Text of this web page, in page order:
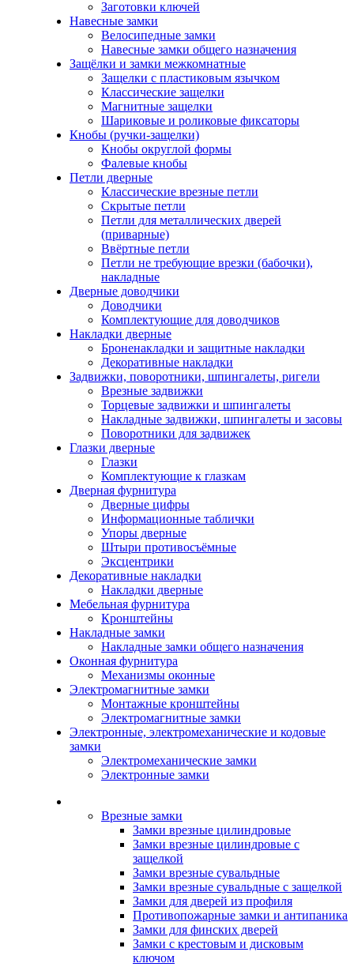
Заготовки ключей
Навесные замки
Велосипедные замки
Навесные замки общего назначения
Защёлки и замки межкомнатные
Защелки с пластиковым язычком
Классические защелки
Магнитные защелки
Шариковые и роликовые фиксаторы
Кнобы (ручки-защелки)
Кнобы округлой формы
Фалевые кнобы
Петли дверные
Классические врезные петли
Скрытые петли
Петли для металлических дверей
(приварные)
Ввёртные петли
Петли не требующие врезки (бабочки),
накладные
Дверные доводчики
Доводчики
Комплектующие для доводчиков
Накладки дверные
Броненакладки и защитные накладки
Декоративные накладки
Задвижки, поворотники, шпингалеты, ригели
Врезные задвижки
Торцевые задвижки и шпингалеты
Накладные задвижки, шпингалеты и засовы
Поворотники для задвижек
Глазки дверные
Глазки
Комплектующие к глазкам
Дверная фурнитура
Дверные цифры
Информационные таблички
Упоры дверные
Штыри противосъёмные
Эксцентрики
Декоративные накладки
Накладки дверные
Мебельная фурнитура
Кронштейны
Накладные замки
Накладные замки общего назначения
Оконная фурнитура
Механизмы оконные
Электромагнитные замки
Монтажные кронштейны
Электромагнитные замки
Электронные, электромеханические и кодовые
замки
Электромеханические замки
Электронные замки
Врезные замки
Замки врезные цилиндровые
Замки врезные цилиндровые с
защелкой
Замки врезные сувальдные
Замки врезные сувальдные с защелкой
Замки для дверей из профиля
Противопожарные замки и антипаника
Замки для финских дверей
Замки с крестовым и дисковым
ключом